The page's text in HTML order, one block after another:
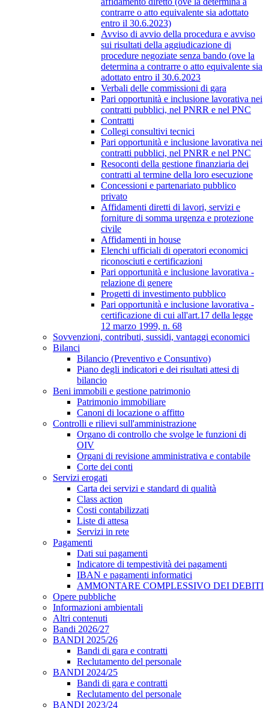
contrarre o atto equivalente sia adottato
entro il 30.6.2023)
Avviso di avvio della procedura e avviso
sui risultati della aggiudicazione di
procedure negoziate senza bando (ove la
determina a contrarre o atto equivalente sia
adottato entro il 30.6.2023
Verbali delle commissioni di gara
Pari opportunità e inclusione lavorativa nei
contratti pubblici, nel PNRR e nel PNC
Contratti
Collegi consultivi tecnici
Pari opportunità e inclusione lavorativa nei
contratti pubblici, nel PNRR e nel PNC
Resoconti della gestione finanziaria dei
contratti al termine della loro esecuzione
Concessioni e partenariato pubblico
privato
Affidamenti diretti di lavori, servizi e
forniture di somma urgenza e protezione
civile
Affidamenti in house
Elenchi ufficiali di operatori economici
riconosciuti e certificazioni
Pari opportunità e inclusione lavorativa -
relazione di genere
Progetti di investimento pubblico
Pari opportunità e inclusione lavorativa -
certificazione di cui all'art.17 della legge
12 marzo 1999, n. 68
Sovvenzioni, contributi, sussidi, vantaggi economici
Bilanci
Bilancio (Preventivo e Consuntivo)
Piano degli indicatori e dei risultati attesi di
bilancio
Beni immobili e gestione patrimonio
Patrimonio immobiliare
Canoni di locazione o affitto
Controlli e rilievi sull'amministrazione
Organo di controllo che svolge le funzioni di
OIV
Organi di revisione amministrativa e contabile
Corte dei conti
Servizi erogati
Carta dei servizi e standard di qualità
Class action
Costi contabilizzati
Liste di attesa
Servizi in rete
Pagamenti
Dati sui pagamenti
Indicatore di tempestività dei pagamenti
IBAN e pagamenti informatici
AMMONTARE COMPLESSIVO DEI DEBITI
Opere pubbliche
Informazioni ambientali
Altri contenuti
Bandi 2026/27
BANDI 2025/26
Bandi di gara e contratti
Reclutamento del personale
BANDI 2024/25
Bandi di gara e contratti
Reclutamento del personale
BANDI 2023/24